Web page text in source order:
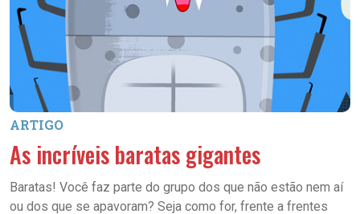
ARTIGO
As incríveis baratas gigantes
Baratas! Você faz parte do grupo dos que não estão nem aí
ou dos que se apavoram? Seja como for, frente a frentes